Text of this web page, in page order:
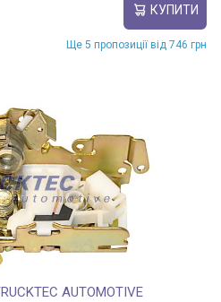
КУПИТИ
Ще 5 пропозиції від 746 грн
AUTOMOTIVE